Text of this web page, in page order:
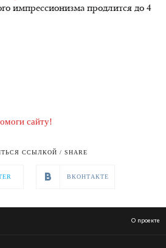
импрессионизма продлится до 4
сайту!
ССЫЛКОЙ / SHARE
ВКОНТАКТЕ
О проекте